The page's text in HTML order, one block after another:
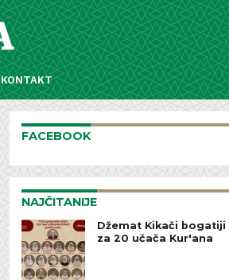
KONTAKT
FACEBOOK
NAJČITANIJE
Džemat Kikači bogatiji
za 20 učača Kur'ana